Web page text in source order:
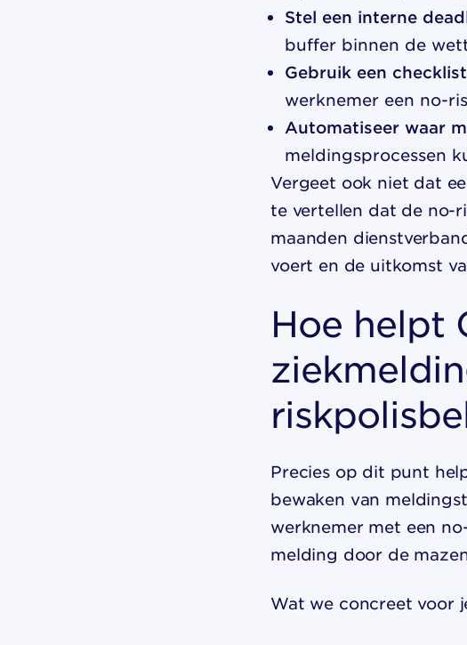
Stel een interne
buffer binnen de
Gebruik een
werknemer een no-
Automatiseer waar
meldingsprocessen
Vergeet ook niet dat
te vertellen dat de no-
maanden
voert en de uitkomst
Hoe helpt
Precies op dit punt
bewaken van
werknemer met een
melding door de
Wat we concreet voor